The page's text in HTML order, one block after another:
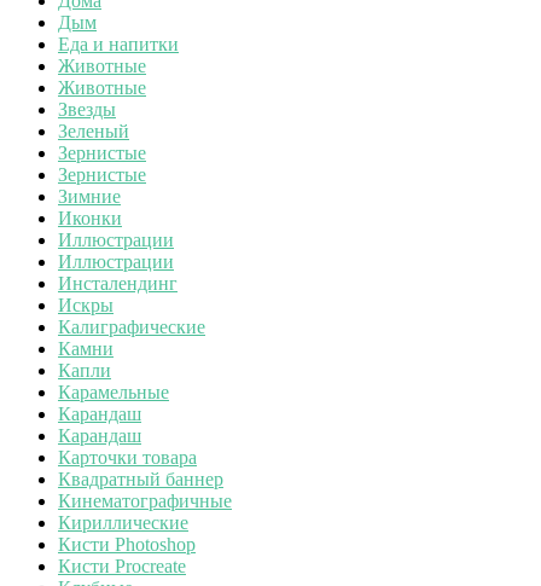
Дым
Еда и напитки
Животные
Животные
Звезды
Зеленый
Зернистые
Зернистые
Зимние
Иконки
Иллюстрации
Иллюстрации
Инсталендинг
Искры
Калиграфические
Камни
Капли
Карамельные
Карандаш
Карандаш
Карточки товара
Квадратный баннер
Кинематографичные
Кириллические
Кисти Photoshop
Кисти Procreate